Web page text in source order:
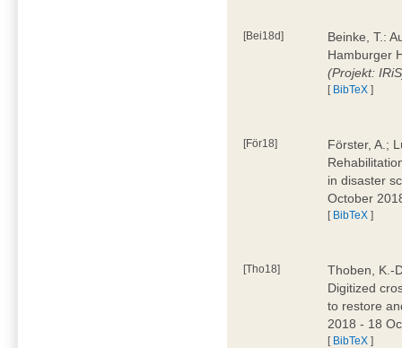
[Bei18d]
Beinke, T.:
Hamburger
(Projekt:
[ BibTeX ]
[För18]
Förster, A.;
in disaster
October
[ BibTeX ]
[Tho18]
Thoben, K.-
Digitized
to restore
2018 - 18
[ BibTeX ]